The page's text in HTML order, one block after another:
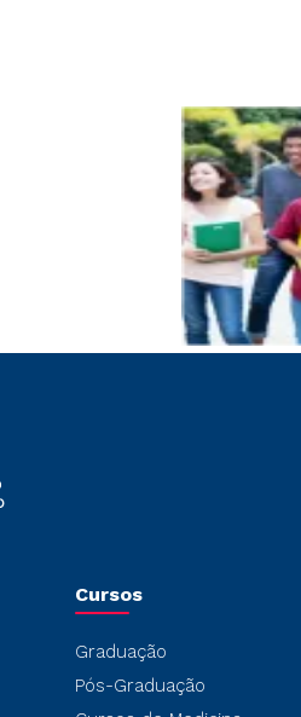
Cursos
Graduação
Pós-Graduação